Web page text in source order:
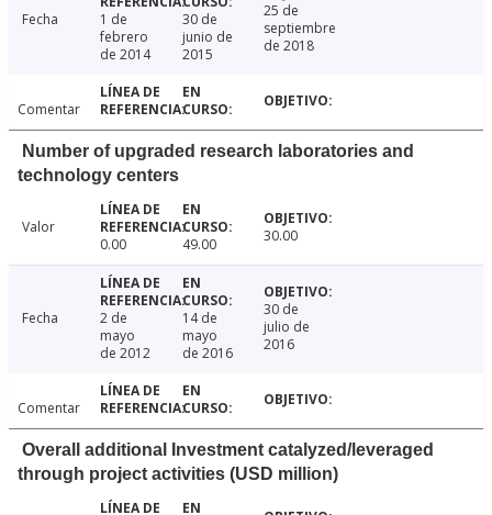
Fecha
1 de
febrero
de 2014
30 de
junio de
2015
25 de
septiembre
de 2018
Comentar
Number of upgraded research laboratories and
technology centers
Valor
0.00
49.00 30.00
Fecha
2 de
mayo
de 2012
14 de
mayo
de 2016
30 de
julio de
2016
Comentar
Overall additional Investment catalyzed/leveraged
through project activities (USD million)